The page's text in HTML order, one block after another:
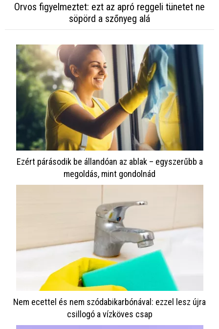
Orvos figyelmeztet: ezt az apró reggeli tünetet ne
söpörd a szőnyeg alá
Ezért párásodik be állandóan az ablak – egyszerűbb a
megoldás, mint gondolnád
Nem ecettel és nem szódabikarbónával: ezzel lesz újra
csillogó a vízköves csap